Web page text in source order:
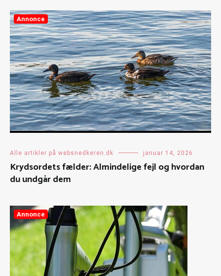
Annonce
Alle artikler på websnedkeren.dk januar 14, 2026
Krydsordets fælder: Almindelige fejl og hvordan
du undgår dem
Annonce